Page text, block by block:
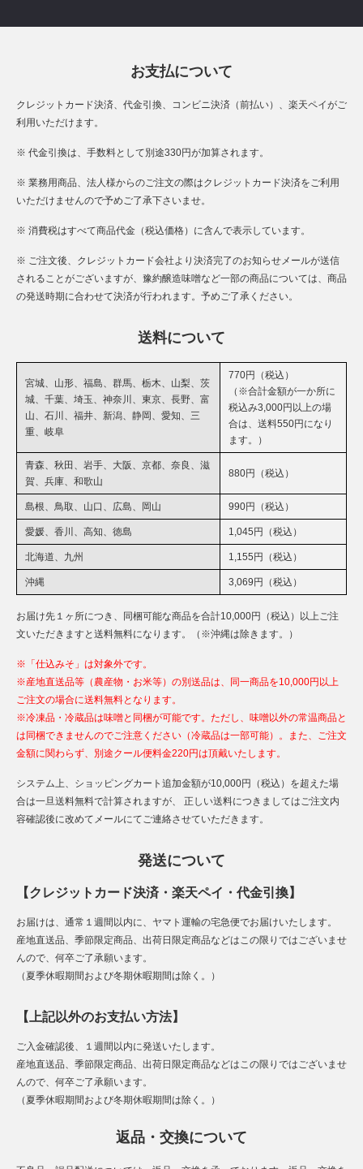
お支払について
クレジットカード決済、代金引換、コンビニ決済（前払い）、楽天ペイがご
利用いただけます。
※ 代金引換は、手数料として別途330円が加算されます。
※ 業務用商品、法人様からのご注文の際はクレジットカード決済をご利用
いただけませんので予めご了承下さいませ。
※ 消費税はすべて商品代金（税込価格）に含んで表示しています。
※ ご注文後、クレジットカード会社より決済完了のお知らせメールが送信
されることがございますが、豫約醸造味噌など一部の商品については、商品
の発送時期に合わせて決済が行われます。予めご了承ください。
送料について
宮城、山形、福島、群馬、栃木、山梨、茨
城、千葉、埼玉、神奈川、東京、長野、富
山、石川、福井、新潟、静岡、愛知、三
重、岐阜
770円（税込）
（※合計金額が一か所に
税込み3,000円以上の場
合は、送料550円になり
ます。）
青森、秋田、岩手、大阪、京都、奈良、滋
賀、兵庫、和歌山
880円（税込）
島根、鳥取、山口、広島、岡山 990円（税込）
愛媛、香川、高知、徳島 1,045円（税込）
北海道、九州 1,155円（税込）
沖縄 3,069円（税込）
お届け先１ヶ所につき、同梱可能な商品を合計10,000円（税込）以上ご注
文いただきますと送料無料になります。（※沖縄は除きます。）
※「仕込みそ」は対象外です。
※産地直送品等（農産物・お米等）の別送品は、同一商品を10,000円以上
ご注文の場合に送料無料となります。
※冷凍品・冷蔵品は味噌と同梱が可能です。ただし、味噌以外の常温商品と
は同梱できませんのでご注意ください（冷蔵品は一部可能）。また、ご注文
金額に関わらず、別途クール便料金220円は頂戴いたします。
システム上、ショッピングカート追加金額が10,000円（税込）を超えた場
合は一旦送料無料で計算されますが、 正しい送料につきましてはご注文内
容確認後に改めてメールにてご連絡させていただきます。
発送について
【クレジットカード決済・楽天ペイ・代金引換】
お届けは、通常１週間以内に、ヤマト運輸の宅急便でお届けいたします。
産地直送品、季節限定商品、出荷日限定商品などはこの限りではございませ
んので、何卒ご了承願います。
（夏季休暇期間および冬期休暇期間は除く。）
【上記以外のお支払い方法】
ご入金確認後、１週間以内に発送いたします。
産地直送品、季節限定商品、出荷日限定商品などはこの限りではございませ
んので、何卒ご了承願います。
（夏季休暇期間および冬期休暇期間は除く。）
返品・交換について